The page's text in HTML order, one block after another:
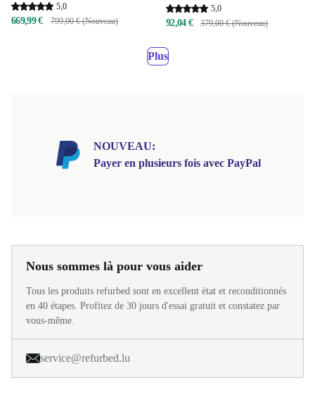
5,0
669,99 € 799,00 € (Nouveau)
5,0
92,04 € 379,00 € (Nouveau)
Plus
NOUVEAU:
Payer en plusieurs fois avec PayPal
Nous sommes là pour vous aider
Tous les produits refurbed sont en excellent état et reconditionnés
en 40 étapes. Profitez de 30 jours d'essai gratuit et constatez par
vous-même.
service@refurbed.lu